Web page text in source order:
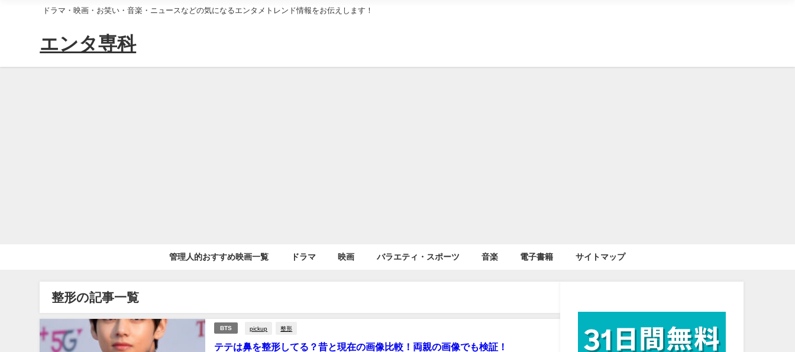
ドラマ・映画・お笑い・音楽・ニュースなどの気になるエンタメトレンド情報をお伝えします！
エンタ専科
管理人的おすすめ映画一覧 ドラマ 映画 バラエティ・スポーツ 音楽 電子書籍 サイトマップ
整形の記事一覧
BTS pickup 整形
テテは鼻を整形してる？昔と現在の画像比較！両親の画像でも検証！